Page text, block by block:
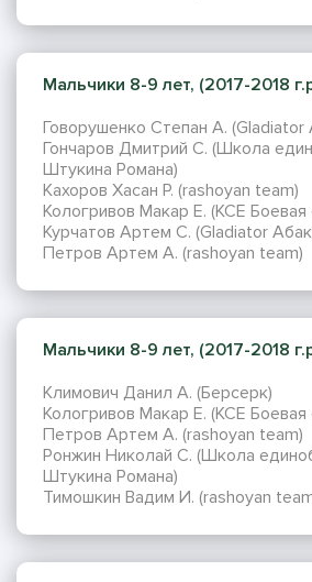
Мальчики 8-9 лет, (2017-2018
Говорушенко Степан А. (Gladiator
Гончаров Дмитрий С. (Школа
Штукина Романа)
Кахоров Хасан Р. (rashoyan team)
Кологривов Макар Е. (КСЕ Боевая
Курчатов Артем С. (Gladiator
Петров Артем А. (rashoyan team)
Мальчики 8-9 лет, (2017-2018
Климович Данил А. (Берсерк)
Кологривов Макар Е. (КСЕ Боевая
Петров Артем А. (rashoyan team)
Ронжин Николай С. (Школа
Штукина Романа)
Тимошкин Вадим И. (rashoyan